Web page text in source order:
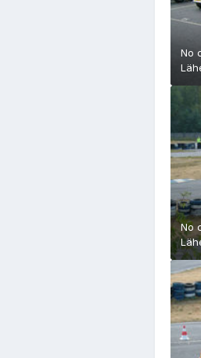
No
No